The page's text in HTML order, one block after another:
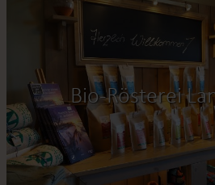
Bio-Rösterei